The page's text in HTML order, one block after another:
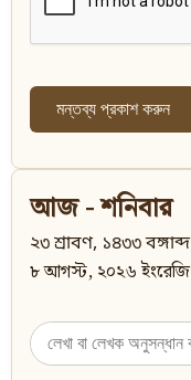
আজ - শনিবার
২৩ শ্রাবণ, ১৪৩৩ বঙ্গাব্দ
৮ আগস্ট, ২০২৬ ইংরেজি
Search
for: